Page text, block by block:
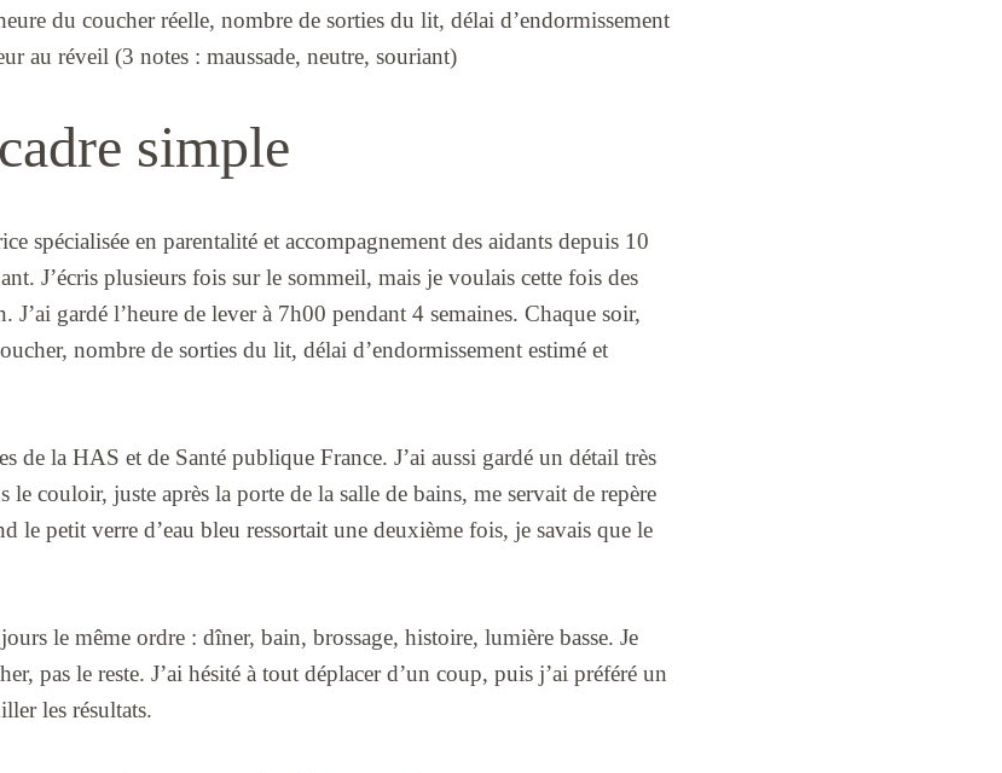
du coucher réelle, nombre de sorties du lit, délai d’endormissement
au réveil (3 notes : maussade, neutre, souriant)
simple
spécialisée en parentalité et accompagnement des aidants depuis 10
J’écris plusieurs fois sur le sommeil, mais je voulais cette fois des
J’ai gardé l’heure de lever à 7h00 pendant 4 semaines. Chaque soir,
nombre de sorties du lit, délai d’endormissement estimé et
de la HAS et de Santé publique France. J’ai aussi gardé un détail très
couloir, juste après la porte de la salle de bains, me servait de repère
le petit verre d’eau bleu ressortait une deuxième fois, je savais que le
le même ordre : dîner, bain, brossage, histoire, lumière basse. Je
pas le reste. J’ai hésité à tout déplacer d’un coup, puis j’ai préféré un
les résultats.